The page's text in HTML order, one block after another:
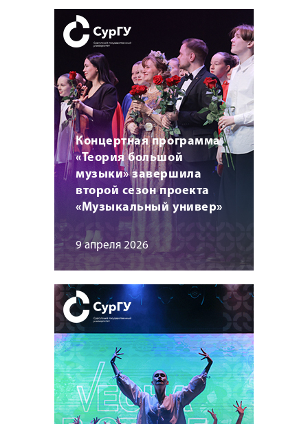
Концертная программа
«Теория большой
музыки» завершила
второй сезон проекта
«Музыкальный универ»
9 апреля 2026